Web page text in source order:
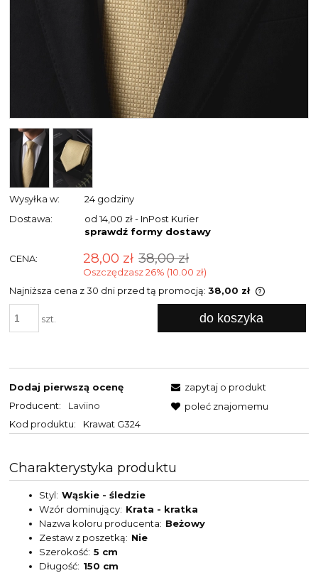
Wysyłka w:
24 godziny
Dostawa:
od 14,00 zł - InPost Kurier
sprawdź formy dostawy
CENA: 28,00 zł 38,00 zł
Oszczędzasz 26% (10.00 zł)
Najniższa cena z 30 dni przed tą promocją: 38,00 zł
Jeżeli
cena od
szt. do koszyka
Dodaj pierwszą ocenę
Producent:
Laviino
Kod produktu:
Krawat G324
zapytaj o produkt
poleć znajomemu
Charakterystyka produktu
Styl Wąskie - śledzie
Wzór dominujący Krata - kratka
Nazwa koloru producenta
Beżowy
Zestaw z poszetką
Nie
Szerokość 5 cm
Długość 150 cm